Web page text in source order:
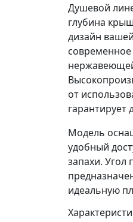
Душевой
глубина
дизайн
от
гарантирует
Модель
удобный
запахи. Угол
идеальную